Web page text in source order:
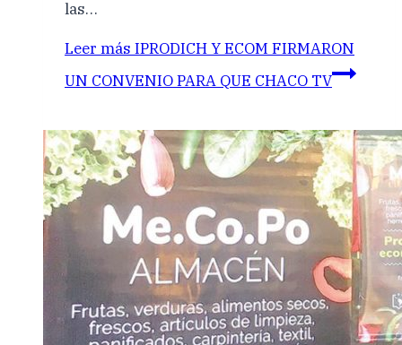
las…
Leer más IPRODICH Y ECOM FIRMARON
UN CONVENIO PARA QUE CHACO TV